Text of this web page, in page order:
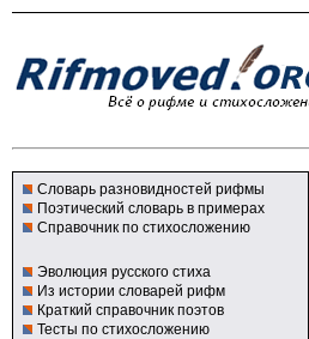
Словарь разновидностей рифмы
Поэтический словарь в примерах
Справочник по стихосложению
Эволюция русского стиха
Из истории словарей рифм
Краткий справочник поэтов
Тесты по стихосложению